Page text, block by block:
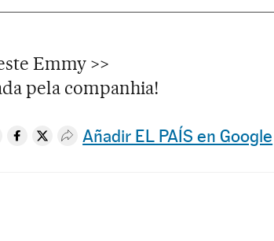
Emmy >>
pela companhia!
en Whatsapp
Compartir en Facebook
Compartir en Twitter
Desplegar Redes Sociales
Añadir EL PAÍS en Google